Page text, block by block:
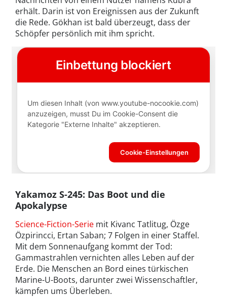
erhält. Darin ist von Ereignissen aus der Zukunft
die Rede. Gökhan ist bald überzeugt, dass der
Schöpfer persönlich mit ihm spricht.
Yakamoz S-245: Das Boot und die
Apokalypse
Science-Fiction-Serie mit Kivanc Tatlitug, Özge
Özpirincci, Ertan Saban; 7 Folgen in einer Staffel.
Mit dem Sonnenaufgang kommt der Tod:
Gammastrahlen vernichten alles Leben auf der
Erde. Die Menschen an Bord eines türkischen
Marine-U-Boots, darunter zwei Wissenschaftler,
kämpfen ums Überleben.